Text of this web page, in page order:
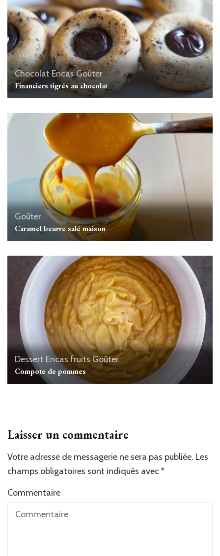
Chocolat Encas Goûter
Financiers tigrés au chocolat
Goûter
Caramel beurre salé maison
Dessert Encas fruits Goûter
Compote de pommes
Laisser un commentaire
Votre adresse de messagerie ne sera pas publiée. Les
champs obligatoires sont indiqués avec *
Commentaire